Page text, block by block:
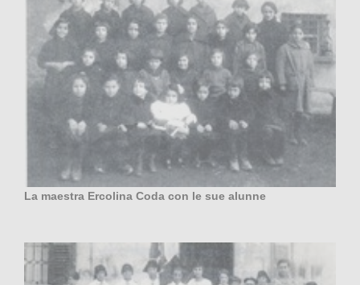
La maestra Ercolina Coda con le sue alunne